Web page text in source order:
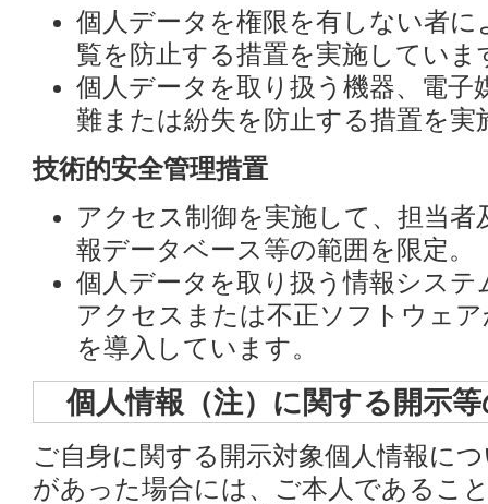
個人データを権限を有しない者
覧を防止する措置を実施していま
個人データを取り扱う機器、電子
難または紛失を防止する措置を実
技術的安全管理措置
アクセス制御を実施して、担当者
報データベース等の範囲を限定。
個人データを取り扱う情報シス
アクセスまたは不正ソフトウェ
を導入しています。
個人情報（注）に関する開示
ご自身に関する開示対象個人情報に
があった場合には、ご本人であるこ